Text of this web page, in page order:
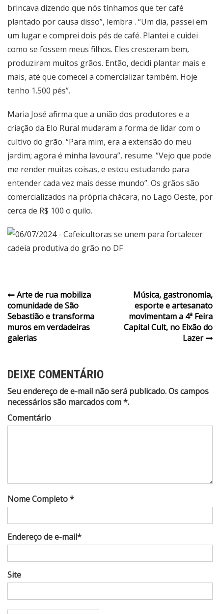
brincava dizendo que nós tínhamos que ter café
plantado por causa disso”, lembra . “Um dia, passei em
um lugar e comprei dois pés de café. Plantei e cuidei
como se fossem meus filhos. Eles cresceram bem,
produziram muitos grãos. Então, decidi plantar mais e
mais, até que comecei a comercializar também. Hoje
tenho 1.500 pés”.
Maria José afirma que a união dos produtores e a
criação da Elo Rural mudaram a forma de lidar com o
cultivo do grão. “Para mim, era a extensão do meu
jardim; agora é minha lavoura”, resume. “Vejo que pode
me render muitas coisas, e estou estudando para
entender cada vez mais desse mundo”. Os grãos são
comercializados na própria chácara, no Lago Oeste, por
cerca de R$ 100 o quilo.
Navegação
de
Post
Arte de rua mobiliza
comunidade de São
Sebastião e transforma
muros em verdadeiras
galerias
Música, gastronomia,
esporte e artesanato
movimentam a 4ª Feira
Capital Cult, no Eixão do
Lazer
DEIXE COMENTÁRIO
Seu endereço de e-mail não será publicado. Os campos
necessários são marcados com *.
Comentário
Nome Completo *
Endereço de e-mail*
Site